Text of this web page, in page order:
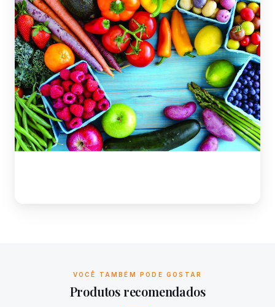
VOCÊ TAMBÉM PODE GOSTAR
Produtos recomendados